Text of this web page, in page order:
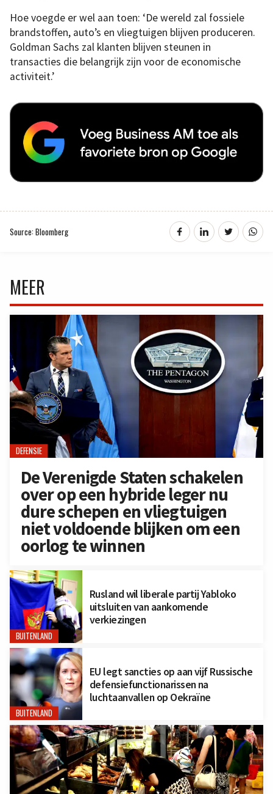
Hoe voegde er wel aan toen: ‘De wereld zal fossiele
brandstoffen, auto’s en vliegtuigen blijven produceren.
Goldman Sachs zal klanten blijven steunen in
transacties die belangrijk zijn voor de economische
activiteit.’
Source: Bloomberg
MEER
DEFENSIE
De Verenigde Staten schakelen
over op een hybride leger nu
dure schepen en vliegtuigen
niet voldoende blijken om een
oorlog te winnen
BUITENLAND
Rusland wil liberale partij Yabloko
uitsluiten van aankomende
verkiezingen
BUITENLAND
EU legt sancties op aan vijf Russische
defensiefunctionarissen na
luchtaanvallen op Oekraïne